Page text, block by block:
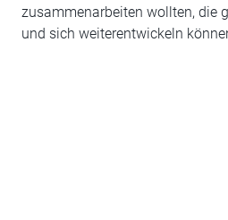
zusammenarbeiten wollten, die
und sich weiterentwickeln